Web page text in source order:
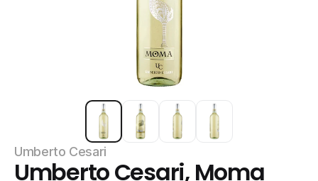
Umberto Cesari
Umberto Cesari, Moma